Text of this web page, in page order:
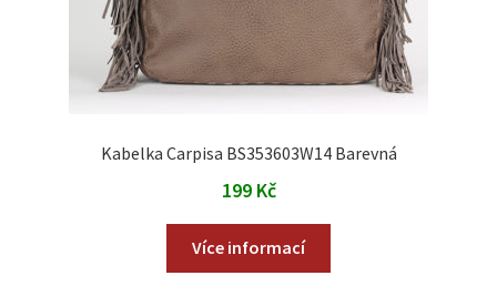
Kabelka Carpisa BS353603W14 Barevná
199 Kč
Více informací